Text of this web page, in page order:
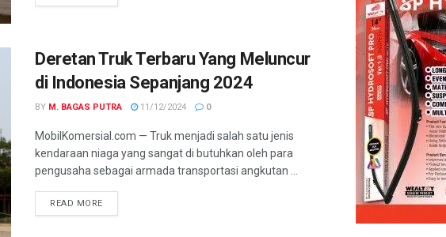
Deretan Truk Terbaru Yang Meluncur
di Indonesia Sepanjang 2024
BY M. BAGAS PUTRA 11/12/2024 0
MobilKomersial.com — Truk menjadi salah satu jenis
kendaraan niaga yang sangat di butuhkan oleh para
pengusaha sebagai armada transportasi angkutan ...
READ MORE